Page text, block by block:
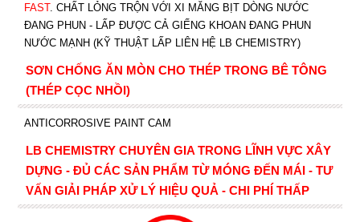
FAST. CHẤT LỎNG TRỘN VỚI XI MĂNG BỊT DÒNG NƯỚC
ĐANG PHUN - LẤP ĐƯỢC CẢ GIẾNG KHOAN ĐANG PHUN
NƯỚC MẠNH (KỸ THUẬT LẤP LIÊN HỆ LB CHEMISTRY)
SƠN CHỐNG ĂN MÒN CHO THÉP TRONG BÊ TÔNG
(THÉP CỌC NHỒI)
ANTICORROSIVE PAINT CAM
LB CHEMISTRY CHUYÊN GIA TRONG LĨNH VỰC XÂY
DỰNG - ĐỦ CÁC SẢN PHẨM TỪ MÓNG ĐẾN MÁI - TƯ
VẤN GIẢI PHÁP XỬ LÝ HIỆU QUẢ - CHI PHÍ THẤP